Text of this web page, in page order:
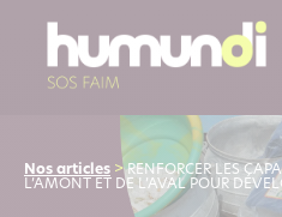
Nos articles >RENFORCER LES
L’AMONT ET DE L’AVAL POUR